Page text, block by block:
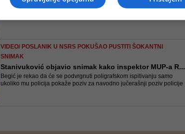
poznatiji kao saradnik Draška Stanivukovića
VIDEO/ POSLANIK U NSRS POKUŠAO PUSTITI ŠOKANTNI
SNIMAK
Stanivuković objavio snimak kako inspektor MUP-a R...
Begić je rekao da će se podvrgnuti poligrafskom ispitivanju samo
ukoliko mu policija pokaže poziv za navodno jučerašnji poziv policije